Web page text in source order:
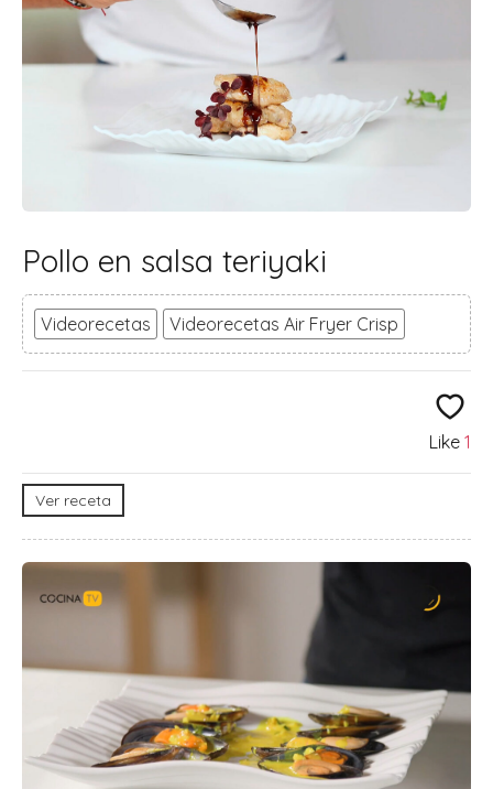
Pollo en salsa teriyaki
Videorecetas Videorecetas Air Fryer Crisp
Like 1
Ver receta